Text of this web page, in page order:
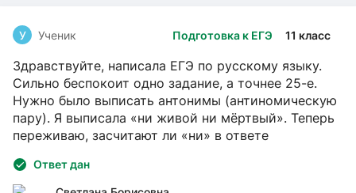
Подготовка к ЕГЭ 11 класс
У Ученик
Здравствуйте, написала ЕГЭ по русскому языку.
Сильно беспокоит одно задание, а точнее 25-е.
Нужно было выписать антонимы (антиномическую
пару). Я выписала «ни живой ни мёртвый». Теперь
переживаю, засчитают ли «ни» в ответе
Ответ дан